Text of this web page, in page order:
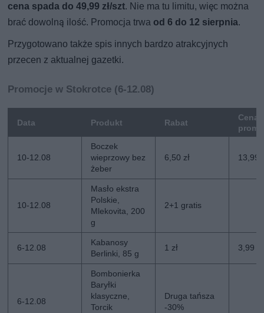
cena spada do 49,99 zł/szt. Nie ma tu limitu, więc można
brać dowolną ilość. Promocja trwa od 6 do 12 sierpnia.
Przygotowano także spis innych bardzo atrakcyjnych
przecen z aktualnej gazetki.
Promocje w Stokrotce (6-12.08)
Data Produkt Rabat
Cena
10-12.08
Boczek
wieprzowy bez
żeber
6,50 zł 13,99
10-12.08
Masło ekstra
Polskie,
Mlekovita, 200
g
2+1 gratis
6-12.08
Kabanosy
Berlinki, 85 g
1 zł 3,99
6-12.08
Bombonierka
Baryłki
klasyczne,
Torcik
Druga tańsza
-30%